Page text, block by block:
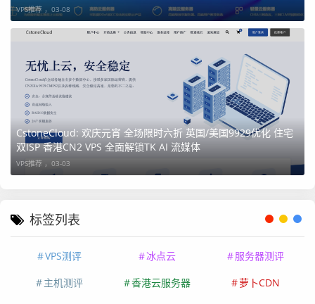
VPS推荐 ， 03-08
CstoneCloud: 欢庆元宵 全场限时六折 英国/美国9929优化 住宅
双ISP 香港CN2 VPS 全面解锁TK AI 流媒体
VPS推荐 ， 03-03
标签列表
VPS测评 冰点云
服务器测评
主机测评
香港云服务器
萝卜CDN